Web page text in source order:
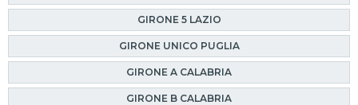
GIRONE 5 LAZIO
GIRONE UNICO PUGLIA
GIRONE A CALABRIA
GIRONE B CALABRIA